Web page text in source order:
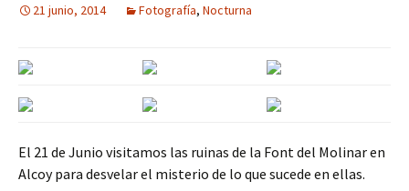
21 junio, 2014 Fotografía, Nocturna
El 21 de Junio visitamos las ruinas de la Font del Molinar en
Alcoy para desvelar el misterio de lo que sucede en ellas.